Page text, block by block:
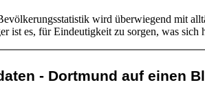
wird überwiegend mit
ist es, für Eindeutigkeit zu sorgen, was
- Dortmund auf einen